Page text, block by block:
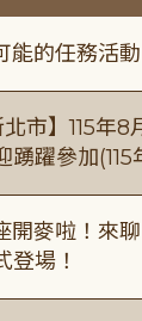
能的任務活動
北市】115年
踴躍參加
開麥啦！來
登場！